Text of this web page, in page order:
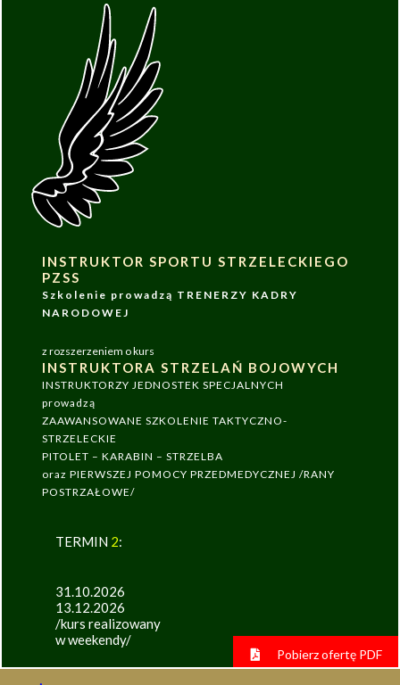
INSTRUKTOR SPORTU STRZELECKIEGO
PZSS
Szkolenie prowadzą TRENERZY KADRY
NARODOWEJ
z rozszerzeniem o kurs
INSTRUKTORA STRZELAŃ BOJOWYCH
INSTRUKTORZY JEDNOSTEK SPECJALNYCH
prowadzą
ZAAWANSOWANE SZKOLENIE TAKTYCZNO-
STRZELECKIE
PITOLET – KARABIN – STRZELBA
oraz PIERWSZEJ POMOCY PRZEDMEDYCZNEJ /RANY
POSTRZAŁOWE/
TERMIN 2:
31.10.2026
13.12.2026
/kurs realizowany
w weekendy/
Pobierz ofertę PDF